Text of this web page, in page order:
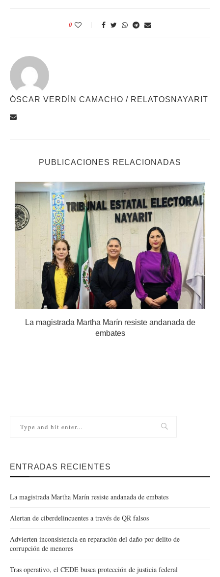
0
ÓSCAR VERDÍN CAMACHO / RELATOSNAYARIT
PUBLICACIONES RELACIONADAS
La magistrada Martha Marín resiste andanada de
embates
ENTRADAS RECIENTES
La magistrada Martha Marín resiste andanada de embates
Alertan de ciberdelincuentes a través de QR falsos
Advierten inconsistencia en reparación del daño por delito de
corrupción de menores
Tras operativo, el CEDE busca protección de justicia federal